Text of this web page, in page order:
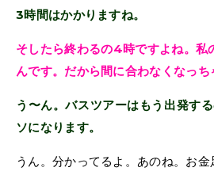
3時間はかかりますね。
そしたら終わるの4時ですよね。
んです。だから間に合わなくなっち
う〜ん。バスツアーはもう出発す
ソになります。
うん。分かってるよ。あのね。お金